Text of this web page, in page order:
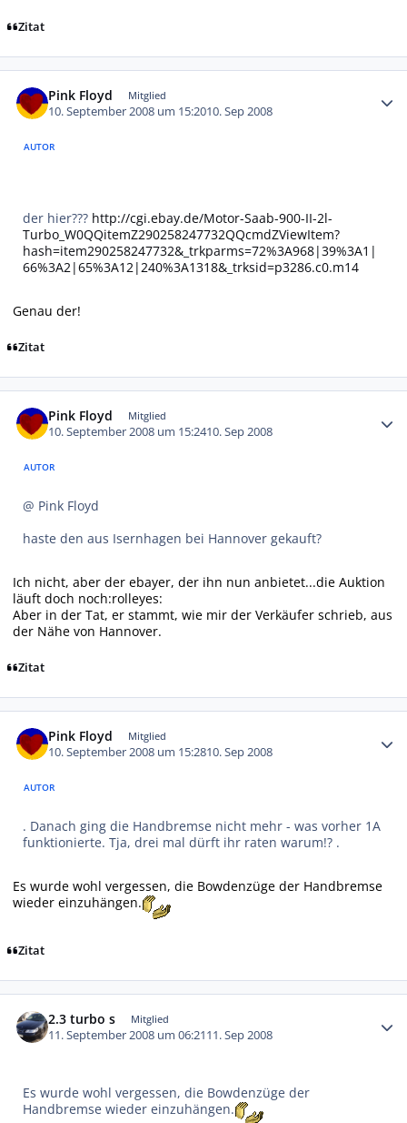
Zitat
Pink Floyd Mitglied
10. September 2008 um 15:2010. Sep 2008
AUTOR
der hier??? http://cgi.ebay.de/Motor-Saab-900-II-2l-
Turbo_W0QQitemZ290258247732QQcmdZViewItem?
hash=item290258247732&_trkparms=72%3A968|39%3A1|
66%3A2|65%3A12|240%3A1318&_trksid=p3286.c0.m14
Genau der!
Zitat
Pink Floyd Mitglied
10. September 2008 um 15:2410. Sep 2008
AUTOR
@ Pink Floyd
haste den aus Isernhagen bei Hannover gekauft?
Ich nicht, aber der ebayer, der ihn nun anbietet...die Auktion
läuft doch noch:rolleyes:
Aber in der Tat, er stammt, wie mir der Verkäufer schrieb, aus
der Nähe von Hannover.
Zitat
Pink Floyd Mitglied
10. September 2008 um 15:2810. Sep 2008
AUTOR
. Danach ging die Handbremse nicht mehr - was vorher 1A
funktionierte. Tja, drei mal dürft ihr raten warum!? .
Es wurde wohl vergessen, die Bowdenzüge der Handbremse
wieder einzuhängen.
Zitat
2.3 turbo s Mitglied
11. September 2008 um 06:2111. Sep 2008
Es wurde wohl vergessen, die Bowdenzüge der
Handbremse wieder einzuhängen.